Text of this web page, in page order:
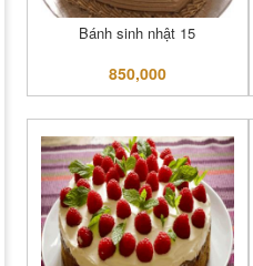
Bánh sinh nhật 15
850,000